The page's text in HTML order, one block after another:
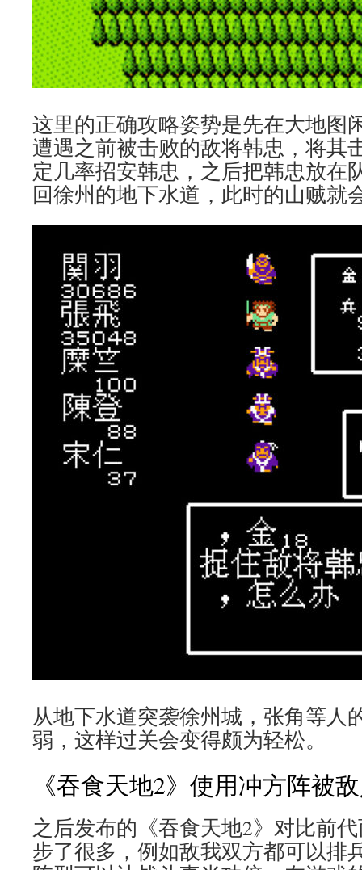
这里的正确攻略姿势是先在大地图
遭遇之前被击败的敌将韩忠，将其
定几率招安韩忠，之后把韩忠放在
回徐州的地下水道，此时的山贼就
从地下水道突袭徐州城，张角等人
弱，这样过关会变得颇为轻松。
《吞食天地2》使用冲方阵被
之后发布的《吞食天地2》对比前
步了很多，例如敌我双方都可以排